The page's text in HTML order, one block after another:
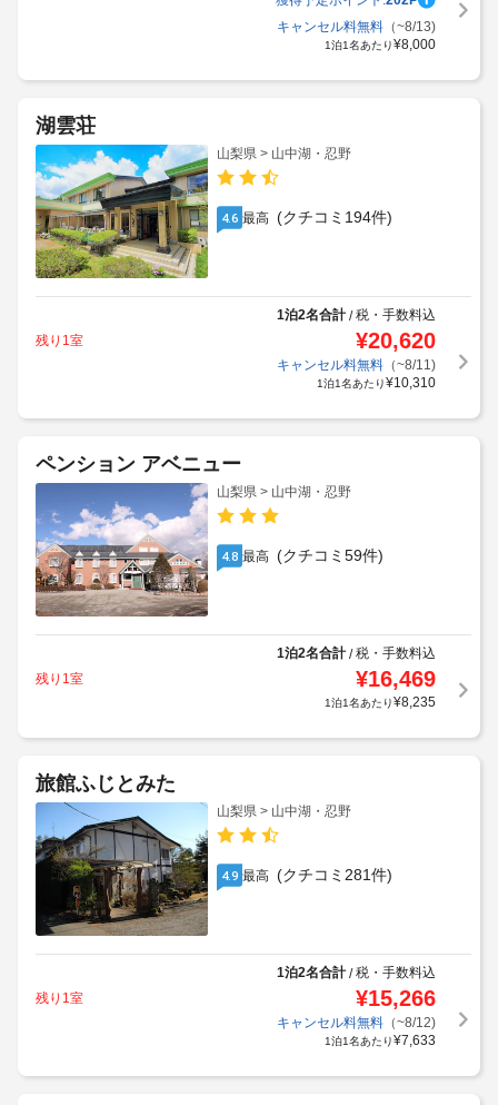
キャンセル料無料（~8/13)
1泊1名あたり¥8,000
湖雲荘
山梨県 > 山中湖・忍野
4.6 最高 (クチコミ194件)
1泊2名合計/税・手数料込
残り1室
¥20,620
キャンセル料無料（~8/11)
1泊1名あたり¥10,310
ペンション アベニュー
山梨県 > 山中湖・忍野
4.8 最高 (クチコミ59件)
1泊2名合計/税・手数料込
残り1室
¥16,469
1泊1名あたり¥8,235
旅館ふじとみた
山梨県 > 山中湖・忍野
4.9 最高 (クチコミ281件)
1泊2名合計/税・手数料込
残り1室
¥15,266
キャンセル料無料（~8/12)
1泊1名あたり¥7,633